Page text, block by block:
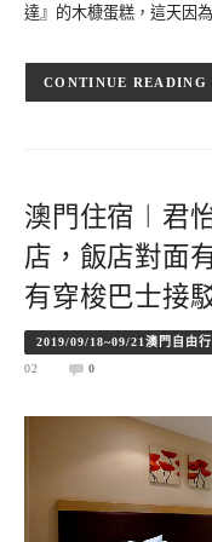
達』的木槺蛋糕，這天因
CONTINUE READING
澳門住宿︱君
店，飯店對面
有穿梭巴士接
2019/09/18~09/21澳門自由
02
0